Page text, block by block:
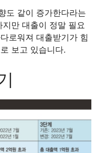
도 같이 증가한다라는
만 대출이 정말 필요
로워져 대출받기가 힘
보고 있습니다.